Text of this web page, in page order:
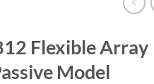
Flexible Array
Model